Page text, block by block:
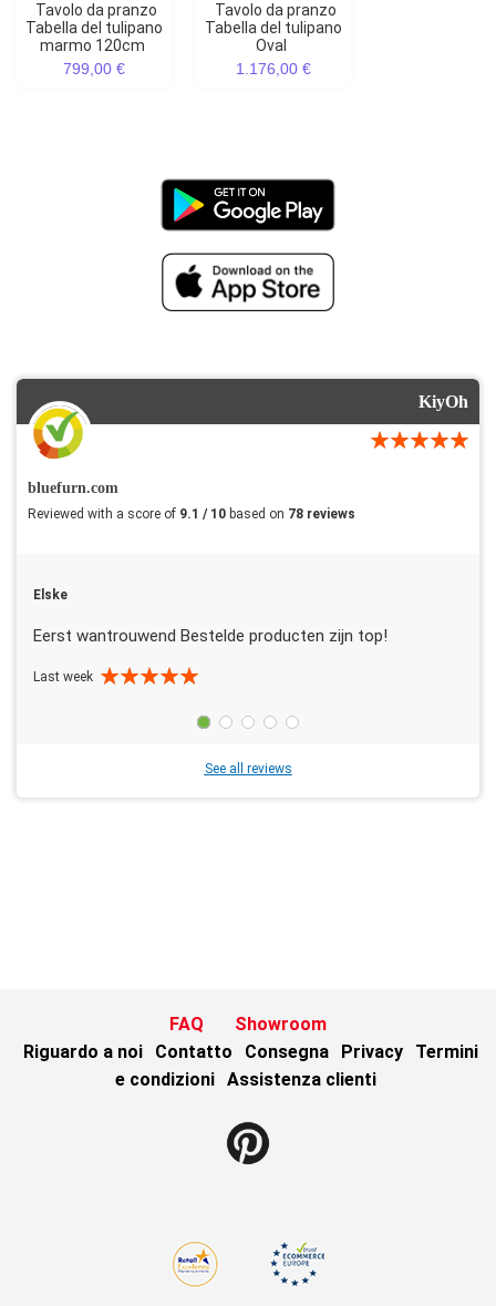
Tavolo da pranzo
Tabella del tulipano
marmo 120cm
799,00 €
Tavolo da pranzo
Tabella del tulipano
Oval
1.176,00 €
KiyOh
bluefurn.com
Reviewed with a score of 9.1 / 10 based on 78 reviews
Elske
Eerst wantrouwend Bestelde producten zijn top!
Last week
See all reviews
FAQ
Showroom
Riguardo a noi
Contatto Consegna Privacy
Termini
e condizioni Assistenza clienti